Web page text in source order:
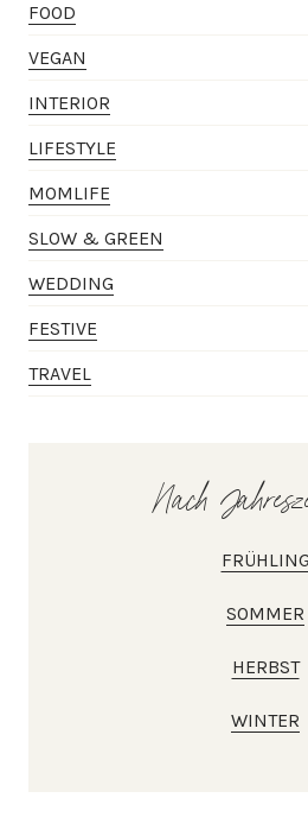
FOOD
VEGAN
INTERIOR
LIFESTYLE
MOMLIFE
SLOW & GREEN
WEDDING
FESTIVE
TRAVEL
Nach
FRÜHLING
SOMMER
HERBST
WINTER